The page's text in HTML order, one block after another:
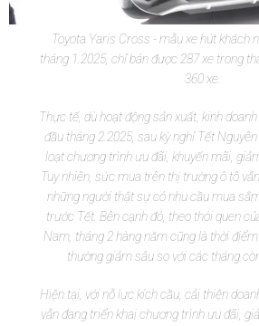
Toyota Yaris Cross - mẫu xe hút khách
tháng 1.2025, chỉ bán được 287 xe trong
360 xe.
Thực tế, dù hoạt động sản xuất, kinh
đầu tháng 2.2025, sau kỳ nghỉ Tết
loạt chương trình ưu đãi, khuyến mãi,
Tuy nhiên, sức mua trên thị trường ô tô
những người thật sự có nhu cầu mua
trước Tết. Bên cạnh đó, theo thói quen
Nam, tháng 2 hàng năm cũng là thời
thường giảm sâu so với các tháng
Hiện tại, với nỗ lực kích cầu, cải thiện
vẫn đang triển khai chương trình ưu đãi,